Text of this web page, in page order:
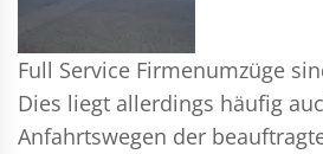
Full Service Firmenumzüge
Dies liegt allerdings häufig
Anfahrtswegen der